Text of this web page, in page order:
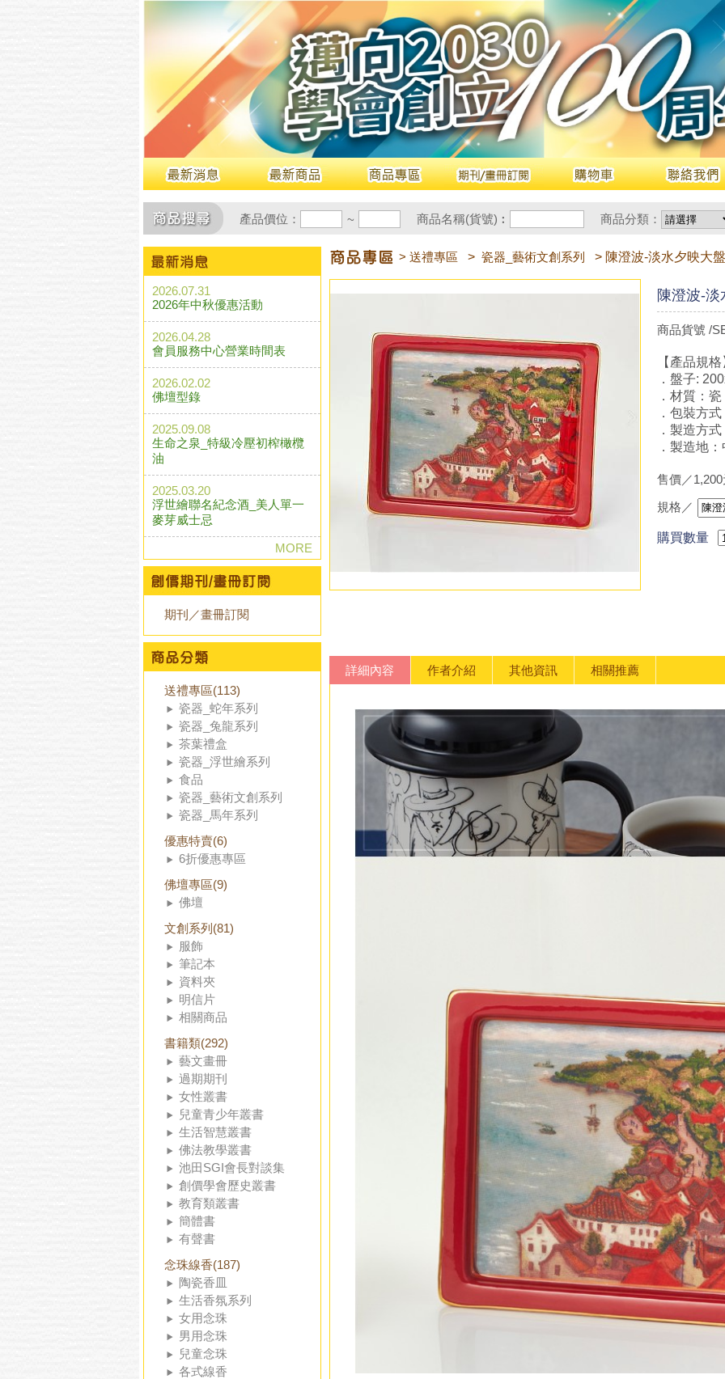
產品價位： ~ 商品名稱(貨號)︰ 商品分類：
2026.07.31
2026年中秋優惠活動
2026.04.28
會員服務中心營業時間表
2026.02.02
佛壇型錄
2025.09.08
生命之泉_特級冷壓初榨橄欖
油
2025.03.20
浮世繪聯名紀念酒_美人單一
麥芽威士忌
MORE
期刊／畫冊訂閱
送禮專區(113)
瓷器_蛇年系列
瓷器_兔龍系列
茶葉禮盒
瓷器_浮世繪系列
食品
瓷器_藝術文創系列
瓷器_馬年系列
優惠特賣(6)
6折優惠專區
佛壇專區(9)
佛壇
文創系列(81)
服飾
筆記本
資料夾
明信片
相關商品
書籍類(292)
藝文畫冊
過期期刊
女性叢書
兒童青少年叢書
生活智慧叢書
佛法教學叢書
池田SGI會長對談集
創價學會歷史叢書
教育類叢書
簡體書
有聲書
念珠線香(187)
陶瓷香皿
生活香氛系列
女用念珠
男用念珠
兒童念珠
各式線香
> 送禮專區 > 瓷器_藝術文創系列 > 陳澄波-淡水夕映大盤
陳澄波-
商品貨號 /
【產品規
．盤子:
．材質：瓷
．包裝方
．製造方
．製造地
售價／
規格／
購買數量
詳細內容 作者介紹 其他資訊 相關推薦